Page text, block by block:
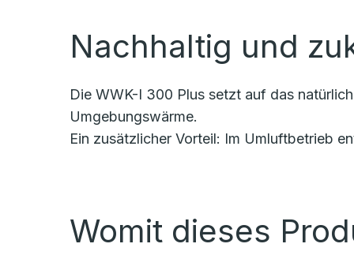
Nachhaltig und
Die WWK-I 300 Plus setzt auf das
Umgebungswärme.
Ein zusätzlicher Vorteil: Im Umluftbetrieb
Womit dieses